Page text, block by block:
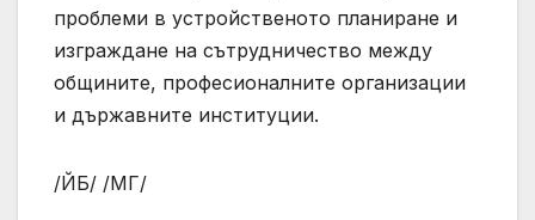
проблеми в устройственото планиране и
изграждане на сътрудничество между
общините, професионалните организации
и държавните институции.
/ЙБ/ /МГ/